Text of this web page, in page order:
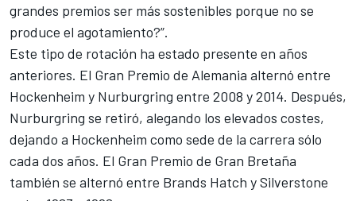
grandes premios ser más sostenibles porque no se
produce el agotamiento?”.
Este tipo de rotación ha estado presente en años
anteriores. El Gran Premio de Alemania alternó entre
Hockenheim y Nurburgring entre 2008 y 2014. Después,
Nurburgring se retiró, alegando los elevados costes,
dejando a Hockenheim como sede de la carrera sólo
cada dos años. El Gran Premio de Gran Bretaña
también se alternó entre Brands Hatch y Silverstone